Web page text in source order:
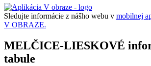
Sledujte informácie z nášho webu v mobilnej
V OBRAZE.
MELČICE-LIESKOVÉ
tabule